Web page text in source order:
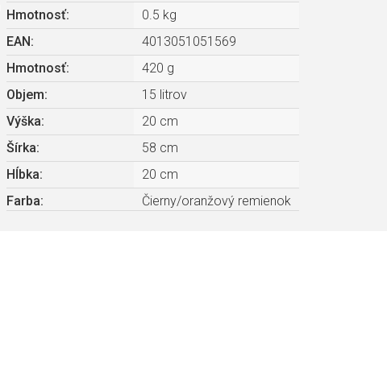
Hmotnosť:
0.5 kg
EAN :
4013051051569
Hmotnosť:
420 g
Objem:
15 litrov
Výška:
20 cm
Šírka:
58 cm
Hĺbka:
20 cm
Farba: Čierny/oranžový remienok